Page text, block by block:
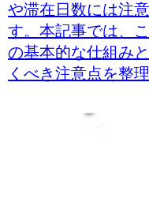
や滞在日数には注
す。本記事では、
の基本的な仕組み
くべき注意点を整